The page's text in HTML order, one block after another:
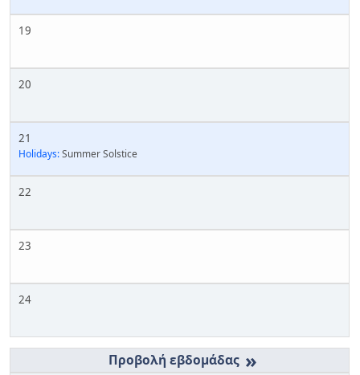
19
20
21
Holidays:Summer Solstice
22
23
24
»